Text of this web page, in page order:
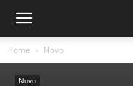
Home Novo
Novo